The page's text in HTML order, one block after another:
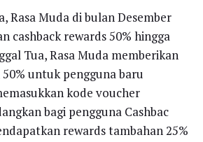
Rasa Muda di bulan Desember
cashback rewards 50% hingga
Tua, Rasa Muda memberikan
untuk pengguna baru
kode voucher
bagi pengguna Cashbac
rewards tambahan 25%